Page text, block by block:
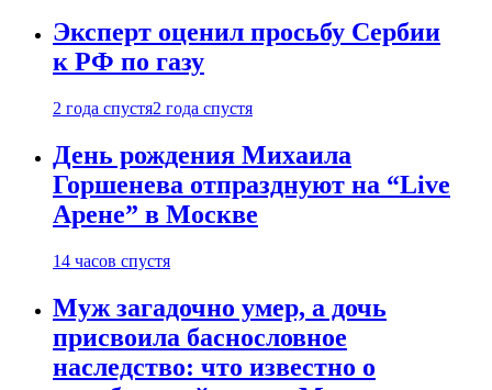
Эксперт оценил просьбу Сербии
к РФ по газу
2 года спустя2 года спустя
День рождения Михаила
Горшенева отпразднуют на “Live
Арене” в Москве
14 часов спустя
Муж загадочно умер, а дочь
присвоила баснословное
наследство: что известно о